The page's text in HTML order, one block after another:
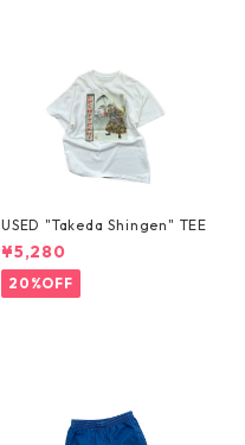
USED "Takeda Shingen" TEE
¥5,280
20%OFF